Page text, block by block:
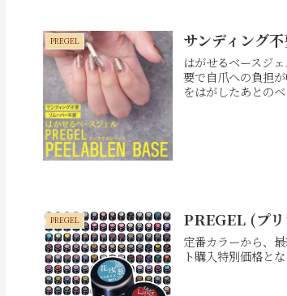
PREGEL サンディング
はがせるベースジ
要で自爪への負担
をはがしたあとの
PREGEL PREGEL (プ
定番カラーから、
ト購入特別価格と